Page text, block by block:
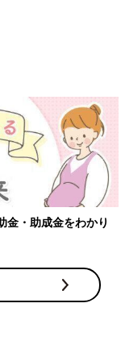
当に伝わってる？」
た。きっと、理解
よ」の6文字しか返
？」と確認したくな
。
あると、孤独感や
たりします。
葉って！？
金・助成金をわかり